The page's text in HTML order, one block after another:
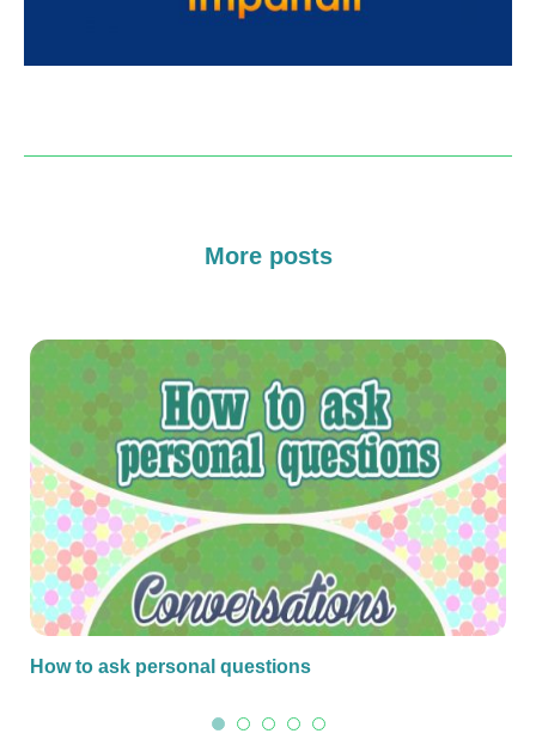
More posts
How to ask personal questions